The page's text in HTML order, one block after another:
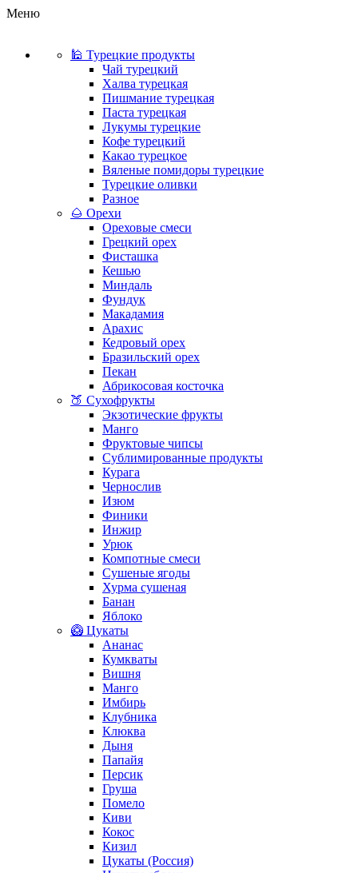
Меню
🕌 Турецкие продукты
Чай турецкий
Халва турецкая
Пишмание турецкая
Паста турецкая
Лукумы турецкие
Кофе турецкий
Какао турецкое
Вяленые помидоры турецкие
Турецкие оливки
Разное
🌰 Орехи
Ореховые смеси
Грецкий орех
Фисташка
Кешью
Миндаль
Фундук
Макадамия
Арахис
Кедровый орех
Бразильский орех
Пекан
Абрикосовая косточка
🍑 Сухофрукты
Экзотические фрукты
Манго
Фруктовые чипсы
Сублимированные продукты
Курага
Чернослив
Изюм
Финики
Инжир
Урюк
Компотные смеси
Сушеные ягоды
Хурма сушеная
Банан
Яблоко
🥝 Цукаты
Ананас
Кумкваты
Вишня
Манго
Имбирь
Клубника
Клюква
Дыня
Папайя
Персик
Груша
Помело
Киви
Кокос
Кизил
Цукаты (Россия)